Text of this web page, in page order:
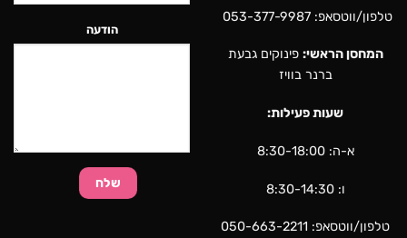
טלפון/ווטסאפ:053-377-9987
המחסן הראשי: פינוקים גבעת
ברנר בוויז
שעות פעילות:
א-ה: 8:30-18:00
ו: 8:30-14:30
טלפון/ווטסאפ: 050-663-2211
הודעה